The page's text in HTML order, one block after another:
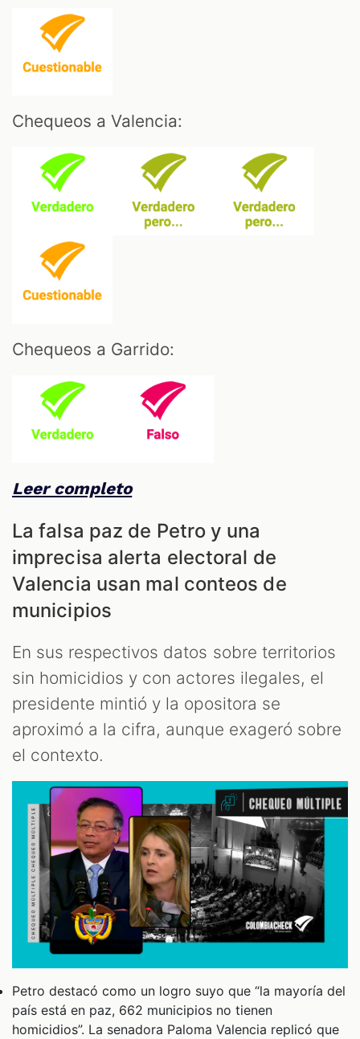
Chequeos a Valencia:
Chequeos a Garrido:
Leer completo
La falsa paz de Petro y una
imprecisa alerta electoral de
Valencia usan mal conteos de
municipios
En sus respectivos datos sobre territorios
sin homicidios y con actores ilegales, el
presidente mintió y la opositora se
aproximó a la cifra, aunque exageró sobre
el contexto.
Petro destacó como un logro suyo que “la mayoría del
país está en paz, 662 municipios no tienen
homicidios”. La senadora Paloma Valencia replicó que